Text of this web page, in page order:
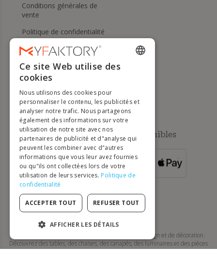
Conditions générales de
vente
Politique de confidentialité
Gérer mes cookies
Droit de rétractation et
retours
Aide
Méthodes de paiement disponibles
COMMANDES
500 €
MyFaktory est votre boutique en ligne de mobilier design et de décoration.
Découvrez des tables, des chaises, des canapés, des luminaires et des pièces
de style moderne, scandinave, contemporain… offrant un excellent rapport
ENGLISH
DUTCH
GERMAN
PORTUGUESE
SPANISH
Ce site Web utilise des
cookies
Nous utilisons des cookies pour
personnaliser le contenu, les publicités et
analyser notre trafic. Nous partageons
également des informations sur votre
utilisation de notre site avec nos
partenaires de publicité et d"analyse qui
peuvent les combiner avec d"autres
informations que vous leur avez fournies
ou qu"ils ont collectées lors de votre
utilisation de leurs services. Politique de
confidentialité
ACCEPTER TOUT REFUSER TOUT
AFFICHER LES DÉTAILS
STRICTEMENT NÉCESSAIRES